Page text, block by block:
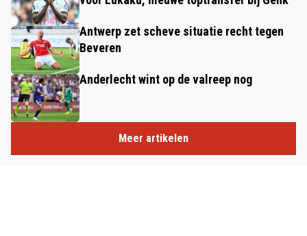
Antwerp zet scheve situatie recht tegen
Beveren
Anderlecht wint op de valreep nog
Meer artikelen